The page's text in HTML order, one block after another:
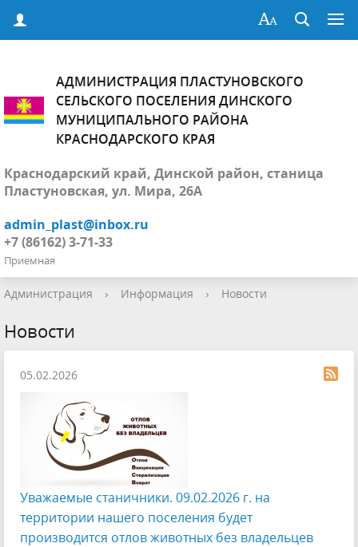
АДМИНИСТРАЦИЯ ПЛАСТУНОВСКОГО
СЕЛЬСКОГО ПОСЕЛЕНИЯ ДИНСКОГО
МУНИЦИПАЛЬНОГО РАЙОНА
КРАСНОДАРСКОГО КРАЯ
Краснодарский край, Динской район, станица
Пластуновская, ул. Мира, 26А
admin_plast@inbox.ru
+7 (86162) 3-71-33
Приемная
Администрация › Информация › Новости
Новости
05.02.2026
Уважаемые станичники. 09.02.2026 г. на
территории нашего поселения будет
производится отлов животных без владельцев